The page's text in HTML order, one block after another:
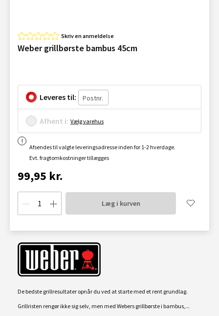
Skriv en anmeldelse
Weber grillbørste bambus 45cm
Leveres til:
Afhent i: Vælg varehus
Afsendes til valgte leveringsadresse inden for 1-2 hverdage.
Evt. fragtomkostninger tillægges
99,95 kr.
Læg i kurven
De bedste grillresultater opnår du ved at starte med et rent grundlag.
Grillristen rengør ikke sig selv, men med Webers grillbørste i bambus,...